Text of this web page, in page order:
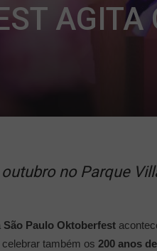
AGITA
no Parque
São Paulo Oktoberfest
também os 200 anos